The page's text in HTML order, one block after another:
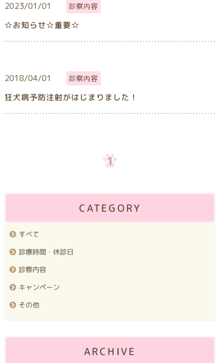
2023/01/01 診察内容
☆お知らせ☆重要☆
2018/04/01 診察内容
狂犬病予防注射がはじまりました！
1
CATEGORY
すべて
診療時間・休診日
診察内容
キャンペーン
その他
ARCHIVE